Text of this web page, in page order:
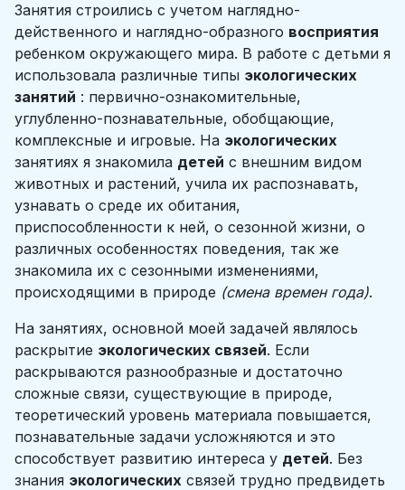
Занятия строились с учетом наглядно-
действенного и наглядно-образного восприятия
ребенком окружающего мира. В работе с детьми я
использовала различные типы экологических
занятий : первично-ознакомительные,
углубленно-познавательные, обобщающие,
комплексные и игровые. На экологических
занятиях я знакомила детей с внешним видом
животных и растений, учила их распознавать,
узнавать о среде их обитания,
приспособленности к ней, о сезонной жизни, о
различных особенностях поведения, так же
знакомила их с сезонными изменениями,
происходящими в природе (смена времен года).
На занятиях, основной моей задачей являлось
раскрытие экологических связей. Если
раскрываются разнообразные и достаточно
сложные связи, существующие в природе,
теоретический уровень материала повышается,
познавательные задачи усложняются и это
способствует развитию интереса у детей. Без
знания экологических связей трудно предвидеть